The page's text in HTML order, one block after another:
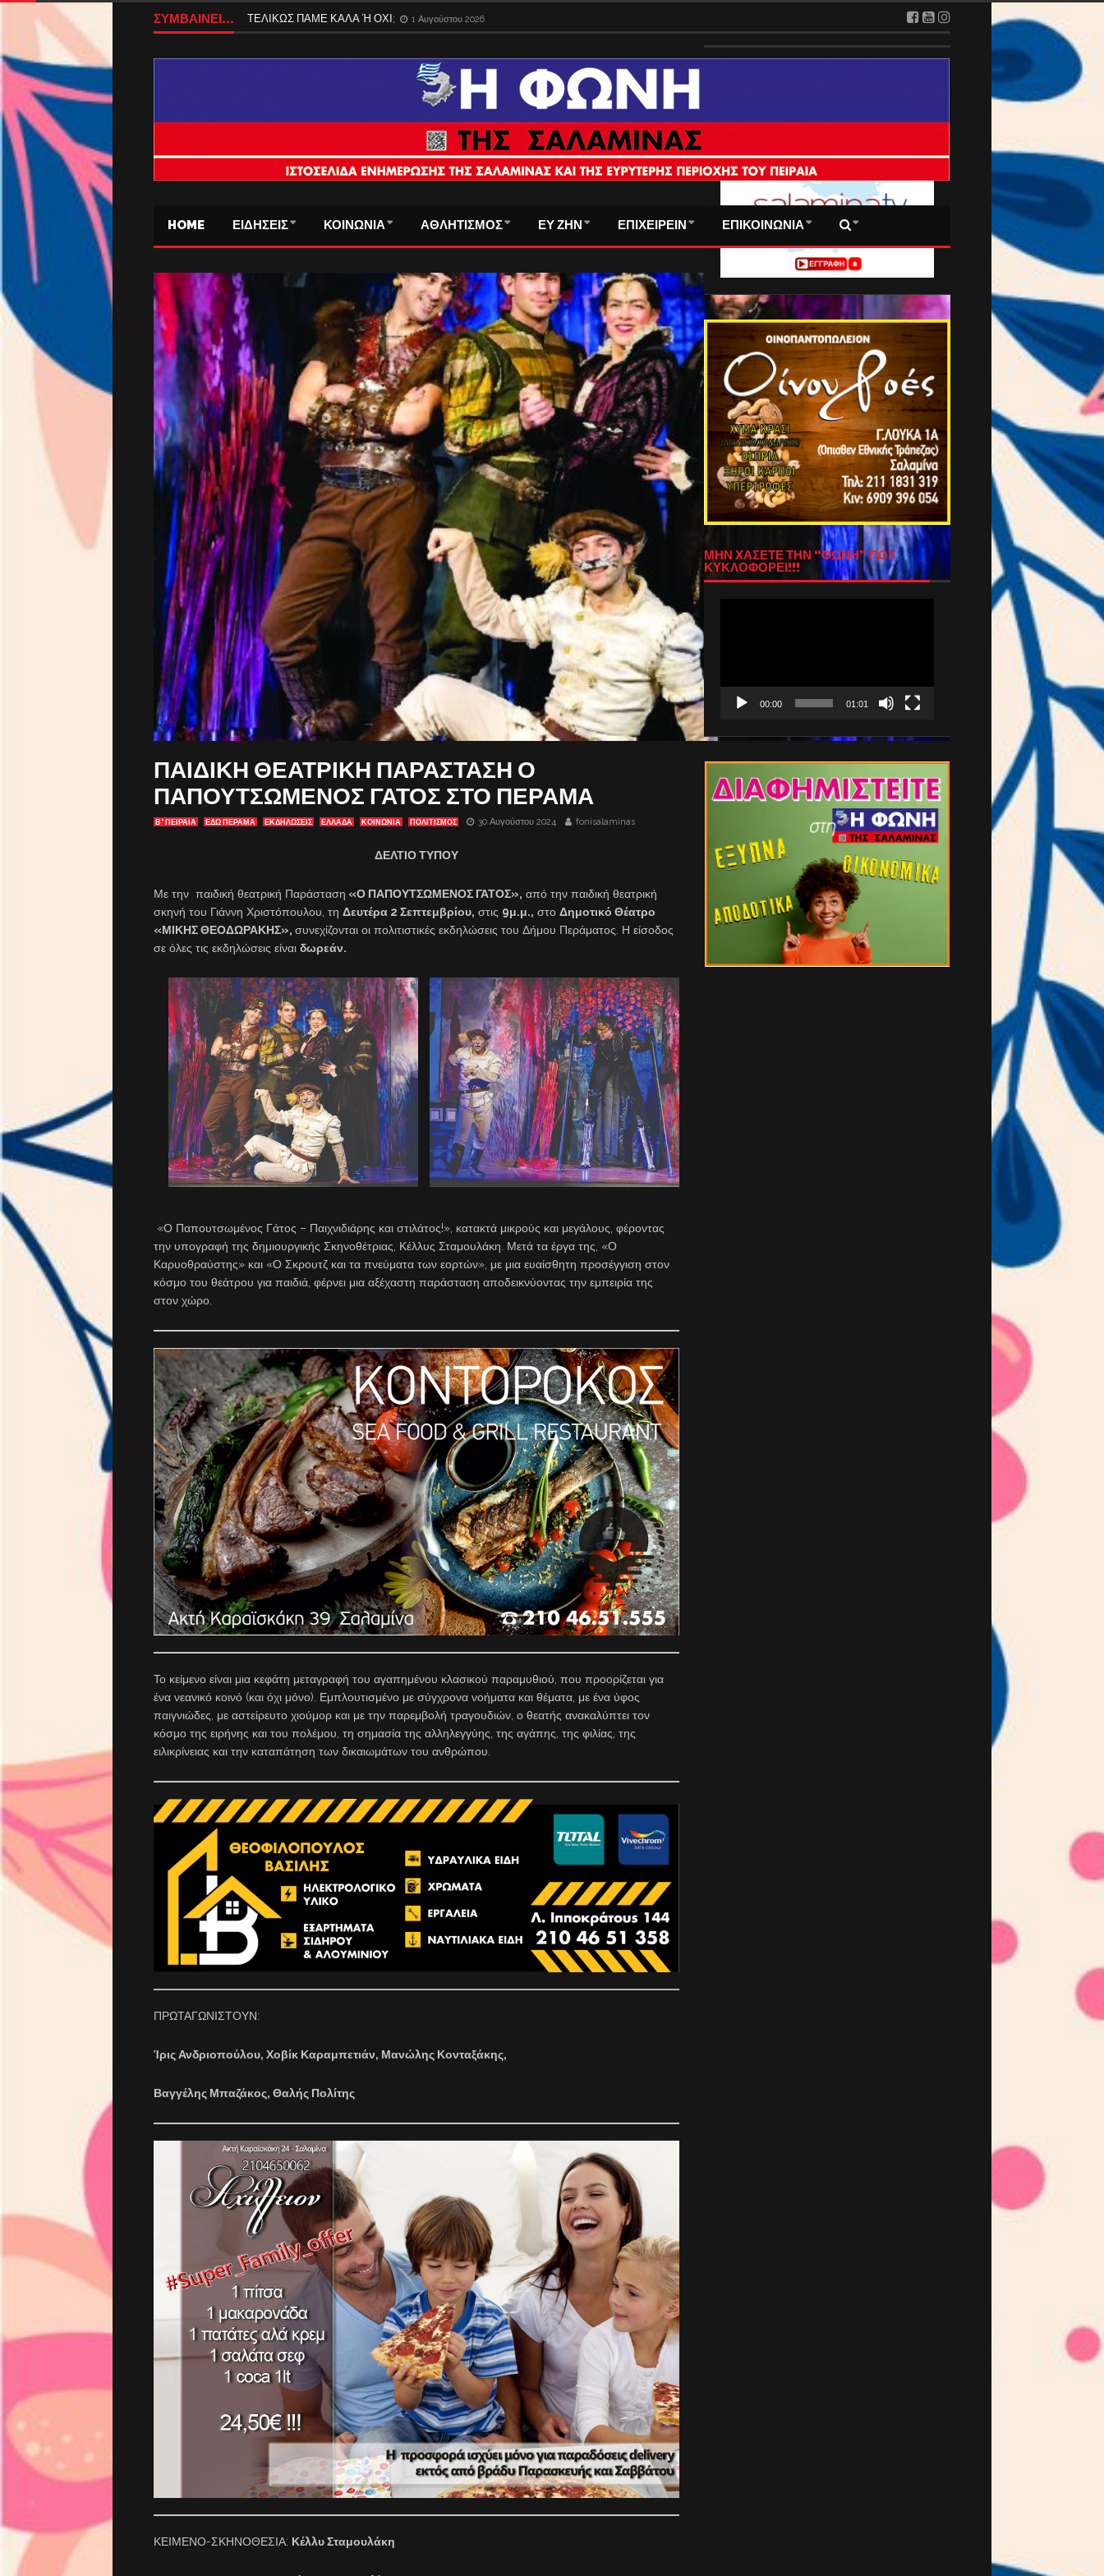
ΣΥΜΒΑΙΝΕΙ... Κατασχεμένα ακίνητα: Το «σκορ» του οφειλέτη ξεκλειδώνει τις πωλήσεις – Πώς βαθμολογεί η ΑΑΔΕ
HOME ΕΙΔΗΣΕΙΣ ΚΟΙΝΩΝΙΑ ΑΘΛΗΤΙΣΜΟΣ ΕΥ ΖΗΝ ΕΠΙΧΕΙΡΕΙΝ ΕΠΙΚΟΙΝΩΝΙΑ
ΠΑΙΔΙΚΗ ΘΕΑΤΡΙΚΗ ΠΑΡΑΣΤΑΣΗ Ο
ΠΑΠΟΥΤΣΩΜΕΝΟΣ ΓΑΤΟΣ ΣΤΟ ΠΕΡΑΜΑ
Β' ΠΕΙΡΑΙΑ ΕΔΩ ΠΕΡΑΜΑ ΕΚΔΗΛΏΣΕΙΣ ΕΛΛΑΔΑ ΚΟΙΝΩΝΙΑ ΠΟΛΙΤΙΣΜΟΣ 30 Αυγούστου 2024 fonisalaminas
ΔΕΛΤΙΟ ΤΥΠΟΥ
Με την παιδική θεατρική Παράσταση «Ο ΠΑΠΟΥΤΣΩΜΕΝΟΣ ΓΑΤΟΣ», από την παιδική θεατρική
σκηνή του Γιάννη Χριστόπουλου, τη Δευτέρα 2 Σεπτεμβρίου, στις 9μ.μ., στο Δημοτικό Θέατρο
«ΜΙΚΗΣ ΘΕΟΔΩΡΑΚΗΣ», συνεχίζονται οι πολιτιστικές εκδηλώσεις του Δήμου Περάματος. Η είσοδος
σε όλες τις εκδηλώσεις είναι δωρεάν.
«Ο Παπουτσωμένος Γάτος – Παιχνιδιάρης και στιλάτος!», κατακτά μικρούς και μεγάλους, φέροντας
την υπογραφή της δημιουργικής Σκηνοθέτριας, Κέλλυς Σταμουλάκη. Μετά τα έργα της, «Ο
Καρυοθραύστης» και «Ο Σκρουτζ και τα πνεύματα των εορτών», με μια ευαίσθητη προσέγγιση στον
κόσμο του θεάτρου για παιδιά, φέρνει μια αξέχαστη παράσταση αποδεικνύοντας την εμπειρία της
στον χώρο.
Το κείμενο είναι μια κεφάτη μεταγραφή του αγαπημένου κλασικού παραμυθιού, που προορίζεται για
ένα νεανικό κοινό (και όχι μόνο). Εμπλουτισμένο με σύγχρονα νοήματα και θέματα, με ένα ύφος
παιγνιώδες, με αστείρευτο χιούμορ και με την παρεμβολή τραγουδιών, ο θεατής ανακαλύπτει τον
κόσμο της ειρήνης και του πολέμου, τη σημασία της αλληλεγγύης, της αγάπης, της φιλίας, της
ειλικρίνειας και την καταπάτηση των δικαιωμάτων του ανθρώπου.
ΠΡΩΤΑΓΩΝΙΣΤΟΥΝ:
Ίρις Ανδριοπούλου, Χοβίκ Καραμπετιάν, Μανώλης Κονταξάκης,
Βαγγέλης Μπαζάκος, Θαλής Πολίτης
ΚΕΙΜΕΝΟ-ΣΚΗΝΟΘΕΣΙΑ: Κέλλυ Σταμουλάκη
ΜΗΝ ΧΑΣΕΤΕ ΤΗΝ “ΦΩΝΗ” ΠΟΥ
ΚΥΚΛΟΦΟΡΕΙ!!!
00:00 01:01